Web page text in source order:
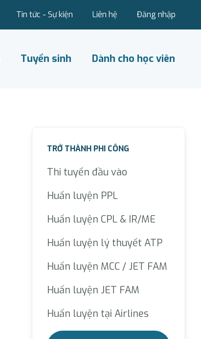
Tin tức - Sự kiện Liên hệ Đăng nhập
Tuyển sinh Dành cho học viên
TRỞ THÀNH PHI CÔNG
Thi tuyển đầu vào
Huấn luyện PPL
Huấn luyện CPL & IR/ME
Huấn luyện lý thuyết ATP
Huấn luyện MCC / JET FAM
Huấn luyện JET FAM
Huấn luyện tại Airlines